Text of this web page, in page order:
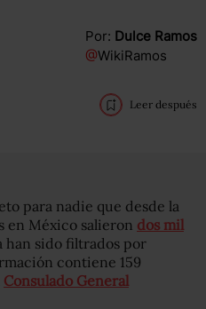
Por: Dulce Ramos
@WikiRamos
Leer después
para nadie que desde la
en México salieron dos mil
han sido filtrados por
contiene 159
Consulado General